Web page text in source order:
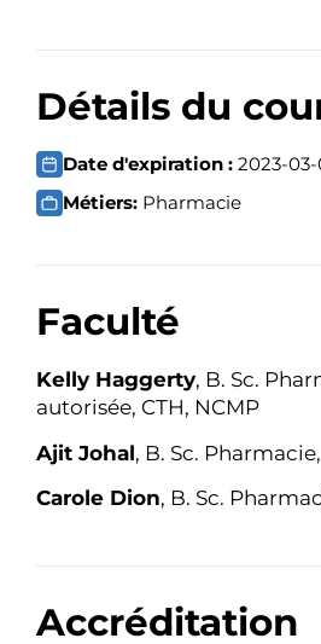
Détails du
Date d'expiration : 2023-03-
Métiers: Pharmacie
Faculté
Kelly Haggerty, B. Sc.
autorisée, CTH, NCMP
Ajit Johal, B. Sc.
Carole Dion, B. Sc.
Accréditation